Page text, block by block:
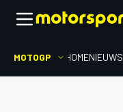
MOTOGP HOMENIEUWS